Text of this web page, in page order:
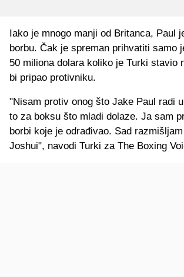
Iako je mnogo manji od Britanca, Paul
borbu. Čak je spreman prihvatiti samo
50 miliona dolara koliko je Turki stavio
bi pripao protivniku.
"Nisam protiv onog što Jake Paul radi
to za boksu što mladi dolaze. Ja sam
borbi koje je odrađivao. Sad
Joshui", navodi Turki za The Boxing